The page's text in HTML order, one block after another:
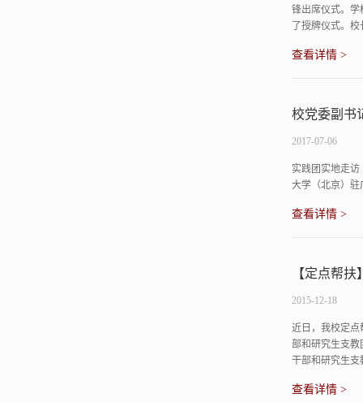
锋出席仪式。学
了授牌仪式。
查看详情 >
校党委副书
2017-07-06
实践团实地走
大学（北京）驻
查看详情 >
【定点帮
2015-12-18
近日，我校定
部和研究生支教
干部和研究生支
查看详情 >